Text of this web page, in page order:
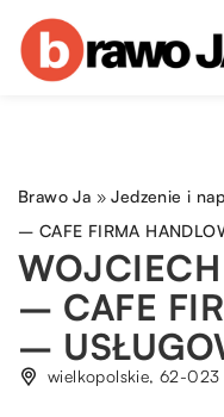
Brawo Ja »Jedzenie i
– CAFE FIRMA
– CAFE
–
wielkopolskie, 62-